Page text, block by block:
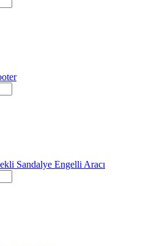
Sandalye Engelli Aracı